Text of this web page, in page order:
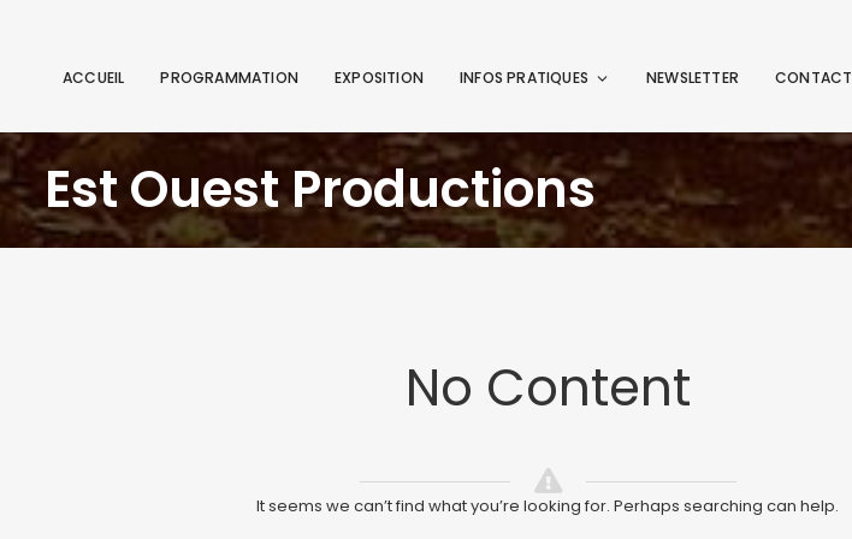
ACCUEIL PROGRAMMATION EXPOSITION INFOS PRATIQUES NEWSLETTER CONTACT
Est Ouest Productions
No Content
It seems we can’t find what you’re looking for. Perhaps searching can help.